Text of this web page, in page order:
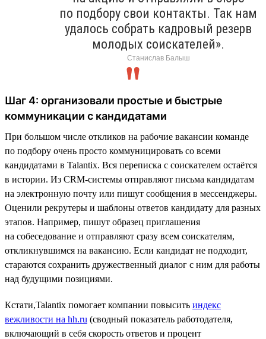
по подбору свои контакты. Так нам
удалось собрать кадровый резерв
молодых соискателей».
Станислав Балыш
Шаг 4: организовали простые и быстрые
коммуникации с кандидатами
При большом числе откликов на рабочие вакансии команде
по подбору очень просто коммуницировать со всеми
кандидатами в Talantix. Вся переписка с соискателем остаётся
в истории. Из CRM-системы отправляют письма кандидатам
на электронную почту или пишут сообщения в мессенджеры.
Оценили рекрутеры и шаблоны ответов кандидату для разных
этапов. Например, пишут образец приглашения
на собеседование и отправляют сразу всем соискателям,
откликнувшимся на вакансию. Если кандидат не подходит,
стараются сохранить дружественный диалог с ним для работы
над будущими позициями.
Кстати,Talantix помогает компании повысить индекс
вежливости на hh.ru (сводный показатель работодателя,
включающий в себя скорость ответов и процент